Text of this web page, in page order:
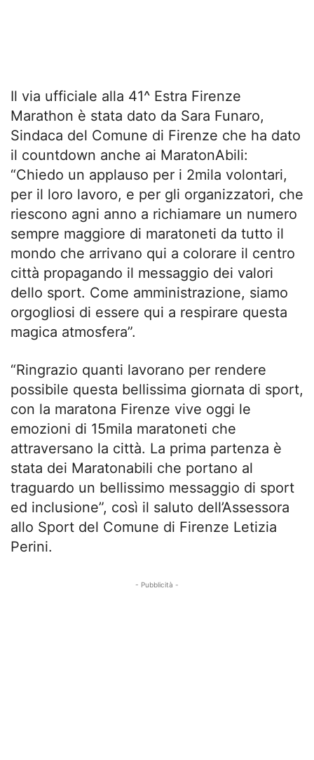
Il via ufficiale alla 41^ Estra Firenze
Marathon è stata dato da Sara Funaro,
Sindaca del Comune di Firenze che ha dato
il countdown anche ai MaratonAbili:
“Chiedo un applauso per i 2mila volontari,
per il loro lavoro, e per gli organizzatori, che
riescono agni anno a richiamare un numero
sempre maggiore di maratoneti da tutto il
mondo che arrivano qui a colorare il centro
città propagando il messaggio dei valori
dello sport. Come amministrazione, siamo
orgogliosi di essere qui a respirare questa
magica atmosfera”.
“Ringrazio quanti lavorano per rendere
possibile questa bellissima giornata di sport,
con la maratona Firenze vive oggi le
emozioni di 15mila maratoneti che
attraversano la città. La prima partenza è
stata dei Maratonabili che portano al
traguardo un bellissimo messaggio di sport
ed inclusione”, così il saluto dell’Assessora
allo Sport del Comune di Firenze Letizia
Perini.
- Pubblicità -